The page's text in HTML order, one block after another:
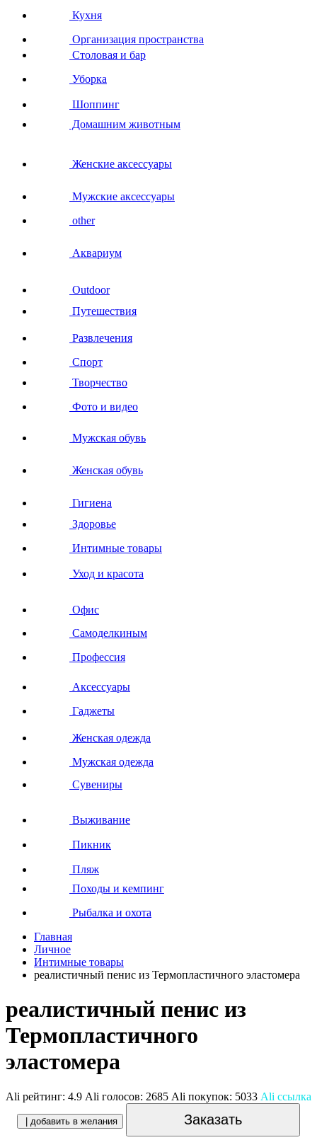
Кухня
Организация пространства
Столовая и бар
Уборка
Шоппинг
Домашним животным
Женские аксессуары
Мужские аксессуары
other
Аквариум
Outdoor
Путешествия
Развлечения
Спорт
Творчество
Фото и видео
Мужская обувь
Женская обувь
Гигиена
Здоровье
Интимные товары
Уход и красота
Офис
Самоделкиным
Профессия
Аксессуары
Гаджеты
Женская одежда
Мужская одежда
Сувениры
Выживание
Пикник
Пляж
Походы и кемпинг
Рыбалка и охота
Главная
Личное
Интимные товары
реалистичный пенис из Термопластичного эластомера
реалистичный пенис из
Термопластичного
эластомера
Ali рейтинг: 4.9 Ali голосов: 2685 Ali покупок: 5033 Ali ссылка
| добавить в желания Заказать